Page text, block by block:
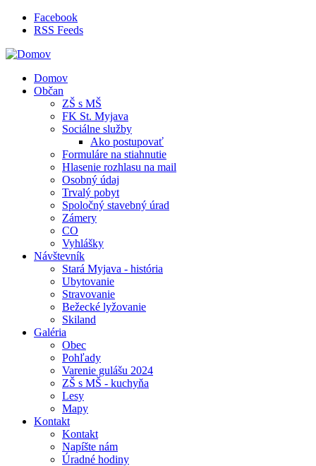
Skočiť na hlavný obsah
Facebook
RSS Feeds
Domov
Občan
ZŠ s MŠ
FK St. Myjava
Sociálne služby
Ako postupovať
Formuláre na stiahnutie
Hlasenie rozhlasu na mail
Osobný údaj
Trvalý pobyt
Spoločný stavebný úrad
Zámery
CO
Vyhlášky
Návštevník
Stará Myjava - história
Ubytovanie
Stravovanie
Bežecké lyžovanie
Skiland
Galéria
Obec
Pohľady
Varenie gulášu 2024
ZŠ s MŠ - kuchyňa
Lesy
Mapy
Kontakt
Kontakt
Napíšte nám
Úradné hodiny